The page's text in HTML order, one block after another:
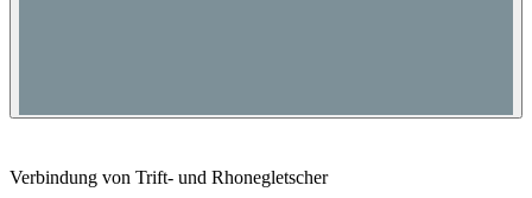
Verbindung von Trift- und Rhonegletscher